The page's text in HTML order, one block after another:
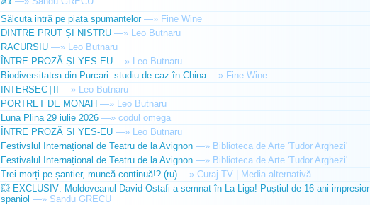
Sălcuța intră pe piața spumantelor —» Fine Wine
DINTRE PRUT ȘI NISTRU —» Leo Butnaru
RACURSIU —» Leo Butnaru
ÎNTRE PROZĂ ȘI YES-EU —» Leo Butnaru
Biodiversitatea din Purcari: studiu de caz în China —» Fine Wine
INTERSECȚII —» Leo Butnaru
PORTRET DE MONAH —» Leo Butnaru
Luna Plina 29 iulie 2026 —» codul omega
ÎNTRE PROZĂ ȘI YES-EU —» Leo Butnaru
Festivslul Internațional de Teatru de la Avignon —» Biblioteca de Arte 'Tudor Arghezi'
Festivalul Internațional de Teatru de la Avignon —» Biblioteca de Arte 'Tudor Arghezi'
Trei morți pe șantier, muncă continuă!? (ru) —» Curaj.TV | Media alternativă
💥 EXCLUSIV: Moldoveanul David Ostafi a semnat în La Liga! Puștiul de 16 ani
spaniol —» Sandu GRECU